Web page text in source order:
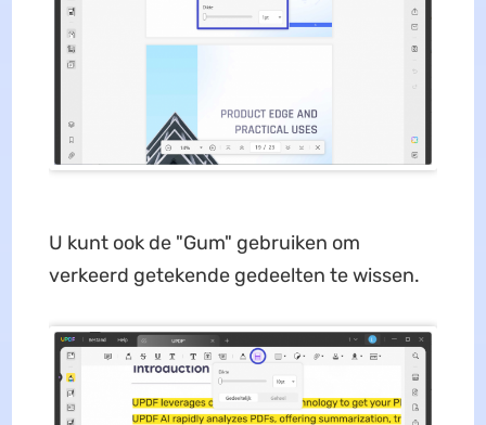
U kunt ook de "Gum" gebruiken om
verkeerd getekende gedeelten te wissen.